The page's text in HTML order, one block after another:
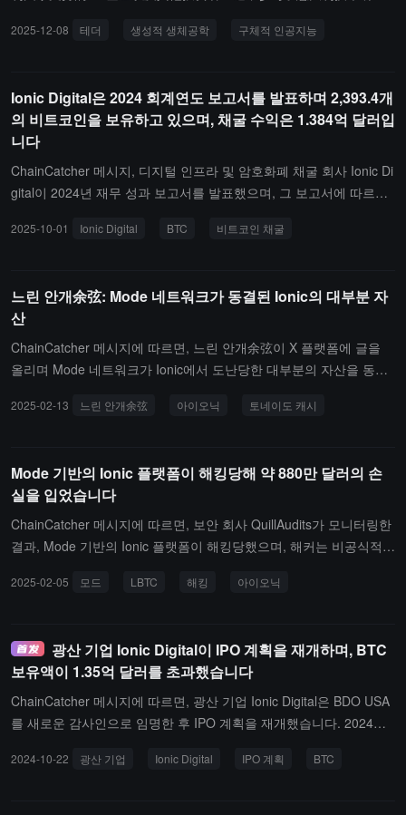
（约 8148 万美元）融资。这家成立一年的公司正在开发"具身人工智
性任务。首席执行官 Paolo Ardoino 表示，这笔投资是他所描述的向
支持"数字与实体基础设施"转型的一部分，此类项目将公司的业务版
图拓展至稳定币之外，并降低对大型科技公司监管下日益集中的系统
的"依赖性"。Generative Bionics 表示，其首批工业部署计划定于 20
26 年初启动，目标行业包括制造业、物流业、医疗保健业和零售
2025-12-08 테더 생성적 생체공학 구체적 인공지능
Ionic Digital은 2024 회계연도 보고서를 발표하며 2,393.4개
의 비트코인을 보유하고 있으며, 채굴 수익은 1.384억 달러입
니다
ChainCatcher 메시지, 디지털 인프라 및 암호화폐 채굴 회사 Ionic Di
gital이 2024년 재무 성과 보고서를 발표했으며, 그 보고서에 따르면
준으로 2,393.4개의 비트코인을 보유하고 있으며, 그 가치는 271,80
2025-10-01 Ionic Digital BTC 비트코인 채굴
느린 안개余弦: Mode 네트워크가 동결된 Ionic의 대부분 자
산
ChainCatcher 메시지에 따르면, 느린 안개余弦이 X 플랫폼에 글을
올리며 Mode 네트워크가 Ionic에서 도난당한 대부분의 자산을 동결
었습니다. 반면에 Starknet이 zkLend의 상황을 도와주었다면 사태가
2025-02-13 느린 안개余弦 아이오닉 토네이도 캐시
Mode 기반의 Ionic 플랫폼이 해킹당해 약 880만 달러의 손
실을 입었습니다
ChainCatcher 메시지에 따르면, 보안 회사 QuillAudits가 모니터링한
결과, Mode 기반의 Ionic 플랫폼이 해킹당했으며, 해커는 비공식적인
시도했습니다. 팀이 조사 중입니다. 이번 공격 사건의 추정 손실액은
3년에 두 번 해킹을 당했으며, Ionic 프로젝트가 출시될 때 2022년 Mi
das의 오래된 감사 보고서를 사용했습니다.
2025-02-05 모드 LBTC 해킹 아이오닉
광산 기업 Ionic Digital이 IPO 계획을 재개하며, BTC
보유액이 1.35억 달러를 초과했습니다
ChainCatcher 메시지에 따르면, 광산 기업 Ionic Digital은 BDO USA
를 새로운 감사인으로 임명한 후 IPO 계획을 재개했습니다. 2024년
1.353억 달러에 해당합니다.또한, Ionic Digital은 텍사스주 워드 카운
2024-10-22 광산 기업 Ionic Digital IPO 계획 BTC